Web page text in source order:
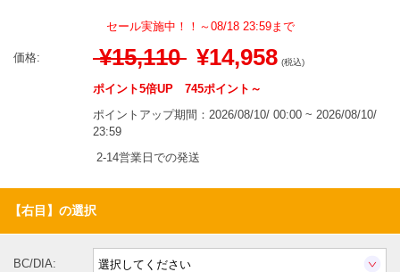
セール実施中！！～08/18 23:59まで
価格: ¥15,110 ¥14,958 (税込)
ポイント5倍UP 745ポイント～
ポイントアップ期間：2026/08/10/ 00:00 ~ 2026/08/10/
23:59
2-14営業日での発送
【右目】の選択
BC/DIA: